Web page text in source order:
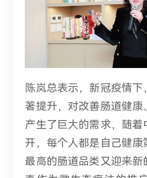
陈岚总表示，新冠疫情
著提升，对改善肠道健康
产生了巨大的需求，随
开，每个人都是自己健
最高的肠道品类又迎来新